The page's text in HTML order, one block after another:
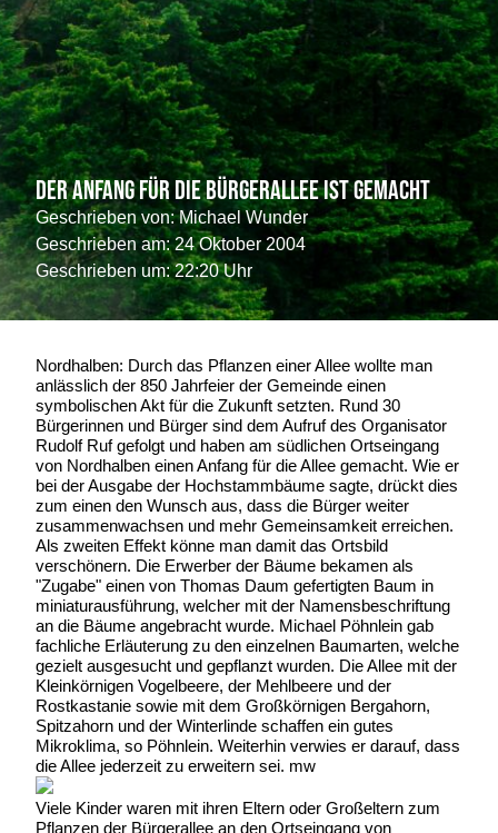
Der Anfang für die Bürgerallee ist gemacht
Geschrieben von:Michael Wunder
Geschrieben am: 24 Oktober 2004
Geschrieben um: 22:20 Uhr
Nordhalben: Durch das Pflanzen einer Allee wollte man
anlässlich der 850 Jahrfeier der Gemeinde einen
symbolischen Akt für die Zukunft setzten. Rund 30
Bürgerinnen und Bürger sind dem Aufruf des Organisator
Rudolf Ruf gefolgt und haben am südlichen Ortseingang
von Nordhalben einen Anfang für die Allee gemacht. Wie er
bei der Ausgabe der Hochstammbäume sagte, drückt dies
zum einen den Wunsch aus, dass die Bürger weiter
zusammenwachsen und mehr Gemeinsamkeit erreichen.
Als zweiten Effekt könne man damit das Ortsbild
verschönern. Die Erwerber der Bäume bekamen als
"Zugabe" einen von Thomas Daum gefertigten Baum in
miniaturausführung, welcher mit der Namensbeschriftung
an die Bäume angebracht wurde. Michael Pöhnlein gab
fachliche Erläuterung zu den einzelnen Baumarten, welche
gezielt ausgesucht und gepflanzt wurden. Die Allee mit der
Kleinkörnigen Vogelbeere, der Mehlbeere und der
Rostkastanie sowie mit dem Großkörnigen Bergahorn,
Spitzahorn und der Winterlinde schaffen ein gutes
Mikroklima, so Pöhnlein. Weiterhin verwies er darauf, dass
die Allee jederzeit zu erweitern sei. mw
Viele Kinder waren mit ihren Eltern oder Großeltern zum
Pflanzen der Bürgerallee an den Ortseingang von